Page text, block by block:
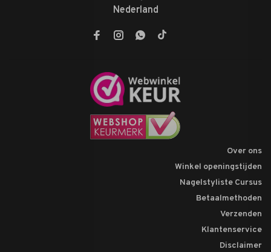
Nederland
Over ons
Winkel openingstijden
Nagelstyliste Cursus
Betaalmethoden
Verzenden
Klantenservice
Disclaimer